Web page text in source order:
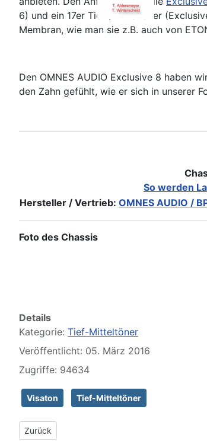
6) und ein 17er Tief-/Mitteltöner
Membran, wie man sie z.B. auch von
Den OMNES AUDIO Exclusive 8 haben
den Zahn gefühlt, wie er sich in unserer
So werden
Hersteller / Vertrieb: OMNES AUDIO /
Foto des Chassis
Details
Kategorie: Tief-Mitteltöner
Veröffentlicht: 05. März 2016
Zugriffe: 94634
Visaton Tief-Mitteltöner
Vorheriger Beitrag: Omnes Audio MW 5.0 Alu
Zurück